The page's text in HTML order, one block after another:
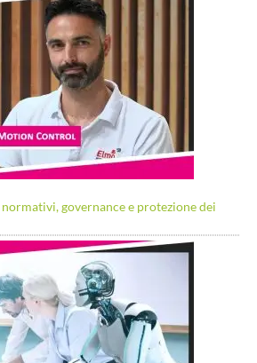
governance e protezione dei